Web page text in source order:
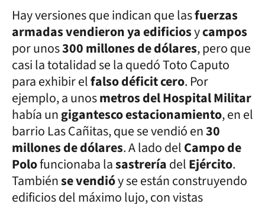
Hay versiones que indican que lasfuerzas
armadas vendieron ya edificiosycampos
por unos300 millones de dólares, pero que
casi la totalidad se la quedó Toto Caputo
para exhibir elfalso déficit cero. Por
ejemplo, a unosmetros del Hospital Militar
había ungigantesco estacionamiento, en el
barrio Las Cañitas, que se vendió en30
millones de dólares. A lado delCampo de
Polofuncionaba lasastreríadelEjército.
Tambiénse vendióy se están construyendo
edificios del máximo lujo, con vistas